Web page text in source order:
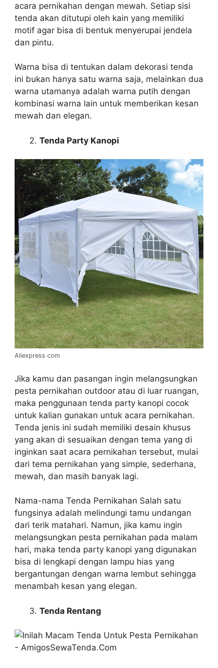
acara pernikahan dengan mewah. Setiap sisi
tenda akan ditutupi oleh kain yang memiliki
motif agar bisa di bentuk menyerupai jendela
dan pintu.
Warna bisa di tentukan dalam dekorasi tenda
ini bukan hanya satu warna saja, melainkan dua
warna utamanya adalah warna putih dengan
kombinasi warna lain untuk memberikan kesan
mewah dan elegan.
Tenda Party Kanopi
Aliexpress com
Jika kamu dan pasangan ingin melangsungkan
pesta pernikahan outdoor atau di luar ruangan,
maka penggunaan tenda party kanopi cocok
untuk kalian gunakan untuk acara pernikahan.
Tenda jenis ini sudah memiliki desain khusus
yang akan di sesuaikan dengan tema yang di
inginkan saat acara pernikahan tersebut, mulai
dari tema pernikahan yang simple, sederhana,
mewah, dan masih banyak lagi.
Nama-nama Tenda Pernikahan Salah satu
fungsinya adalah melindungi tamu undangan
dari terik matahari. Namun, jika kamu ingin
melangsungkan pesta pernikahan pada malam
hari, maka tenda party kanopi yang digunakan
bisa di lengkapi dengan lampu hias yang
bergantungan dengan warna lembut sehingga
menambah kesan yang elegan.
Tenda Rentang